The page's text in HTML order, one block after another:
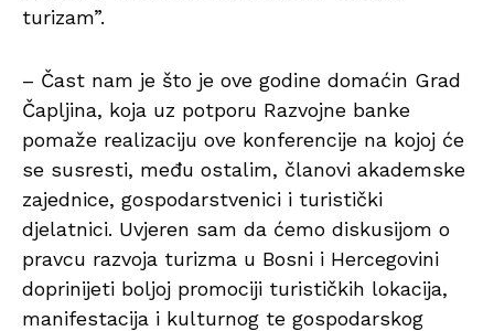
turizam”.
– Čast nam je što je ove godine domaćin Grad
Čapljina, koja uz potporu Razvojne banke
pomaže realizaciju ove konferencije na kojoj će
se susresti, među ostalim, članovi akademske
zajednice, gospodarstvenici i turistički
djelatnici. Uvjeren sam da ćemo diskusijom o
pravcu razvoja turizma u Bosni i Hercegovini
doprinijeti boljoj promociji turističkih lokacija,
manifestacija i kulturnog te gospodarskog